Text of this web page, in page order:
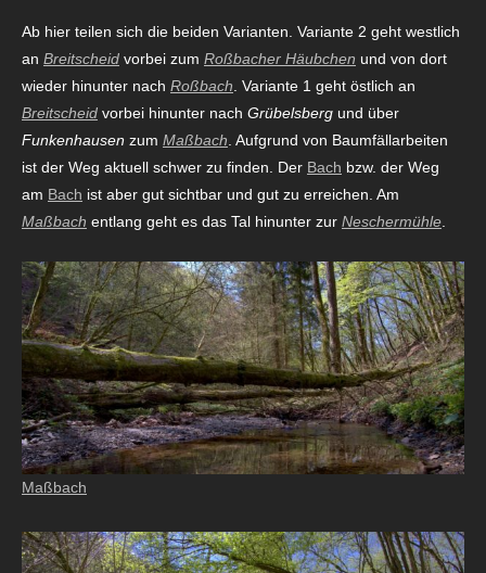
Ab hier teilen sich die beiden Varianten. Variante 2 geht westlich
an Breitscheid vorbei zum Roßbacher Häubchen und von dort
wieder hinunter nach Roßbach . Variante 1 geht östlich an
Breitscheid vorbei hinunter nach Grübelsberg und über
Funkenhausen zum Maßbach . Aufgrund von Baumfällarbeiten
ist der Weg aktuell schwer zu finden. Der Bach bzw. der Weg
am Bach ist aber gut sichtbar und gut zu erreichen. Am
Maßbach entlang geht es das Tal hinunter zur Neschermühle
Maßbach